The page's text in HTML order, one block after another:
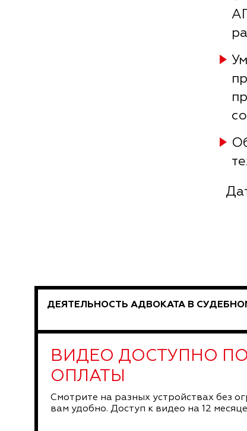
ДЕЯТЕЛЬНОСТЬ АДВОКАТА В
ВИДЕО ДОСТУПНО
ОПЛАТЫ
Смотрите на разных устройствах без
вам удобно. Доступ к видео на 12